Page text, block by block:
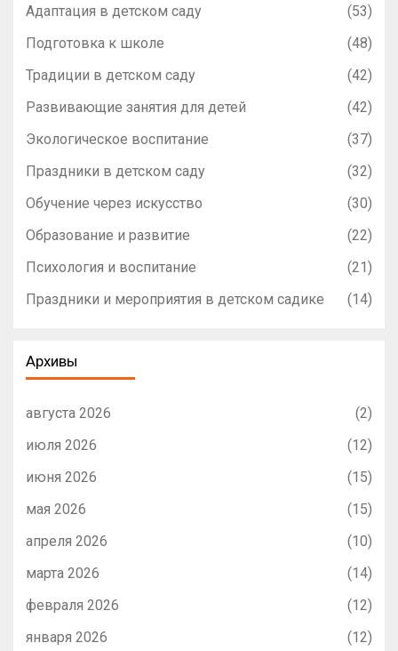
Адаптация в детском саду
(53)
Подготовка к школе
(48)
Традиции в детском саду
(42)
Развивающие занятия для детей
(42)
Экологическое воспитание
(37)
Праздники в детском саду
(32)
Обучение через искусство
(30)
Образование и развитие
(22)
Психология и воспитание
(21)
Праздники и мероприятия в детском садике
(14)
Архивы
августа 2026
(2)
июля 2026
(12)
июня 2026
(15)
мая 2026
(15)
апреля 2026
(10)
марта 2026
(14)
февраля 2026
(12)
января 2026
(12)